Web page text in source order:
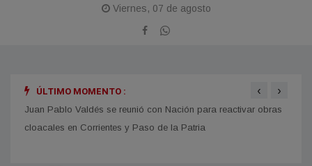
Viernes, 07 de agosto
ÚLTIMO MOMENTO :
Juan Pablo Valdés se reunió con Nación para reactivar obras
cloacales en Corrientes y Paso de la Patria
‹ ›